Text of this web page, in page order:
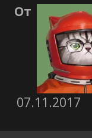
От
07.11.2017